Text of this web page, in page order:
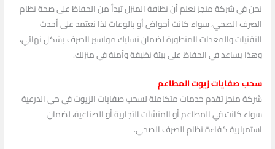
نحن في شركة منجز نعلم أن نظافة المنزل تبدأ من الحفاظ على صحة نظام
الصرف الصحي، سواء كانت أحواض أو بالوعات لذا نعتمد على أحدث
التقنيات والمعدات المتطورة لضمان تسليك مواسير الصرف بشكل نهائي،
وهذا يساعد في الحفاظ على بيئة نظيفة وآمنة في منزلك.
سحب صفايات زيوت المطاعم
شركة منجز تقدم خدمات متكاملة لسحب صفايات الزيوت في حي الدرعية
سواء كانت في المطاعم أو المنشآت التجارية أو الصناعية، لضمان
استمرارية كفاءة نظام الصرف الصحي.